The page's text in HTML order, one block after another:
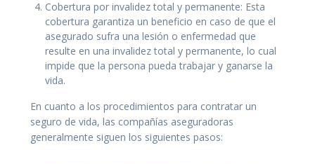
Cobertura por invalidez total y permanente: Esta
cobertura garantiza un beneficio en caso de que el
asegurado sufra una lesión o enfermedad que
resulte en una invalidez total y permanente, lo cual
impide que la persona pueda trabajar y ganarse la
vida.
En cuanto a los procedimientos para contratar un
seguro de vida, las compañías aseguradoras
generalmente siguen los siguientes pasos: